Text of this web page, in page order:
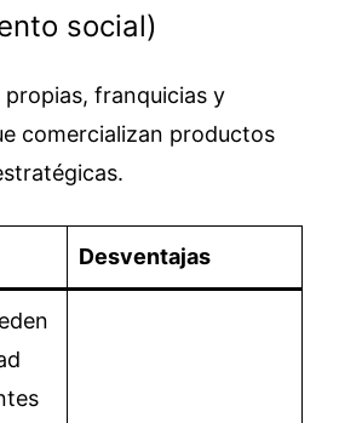
social)
franquicias y
comercializan productos
Desventajas